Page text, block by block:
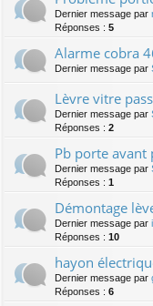
Dernier message par
Réponses : 5
Alarme cobra
Dernier message par
Lèvre vitre
Dernier message par
Réponses : 2
Pb porte avant
Dernier message par
Réponses : 1
Démontage
Dernier message par
Réponses : 10
hayon
Dernier message par
Réponses : 6